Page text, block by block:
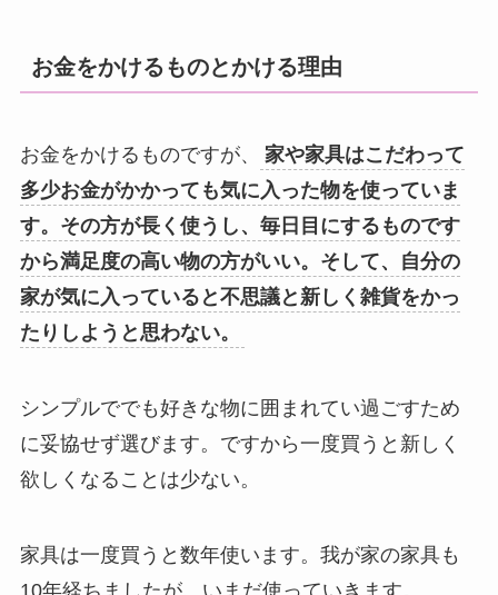
お金をかけるものとかける理由
お金をかけるものですが、
家や家具はこだわって
多少お金がかかっても気に入った物を使っていま
す。その方が長く使うし、毎日目にするものです
から満足度の高い物の方がいい。そして、自分の
家が気に入っていると不思議と新しく雑貨をかっ
たりしようと思わない。
シンプルででも好きな物に囲まれてい過ごすため
に妥協せず選びます。ですから一度買うと新しく
欲しくなることは少ない。
家具は一度買うと数年使います。我が家の家具も